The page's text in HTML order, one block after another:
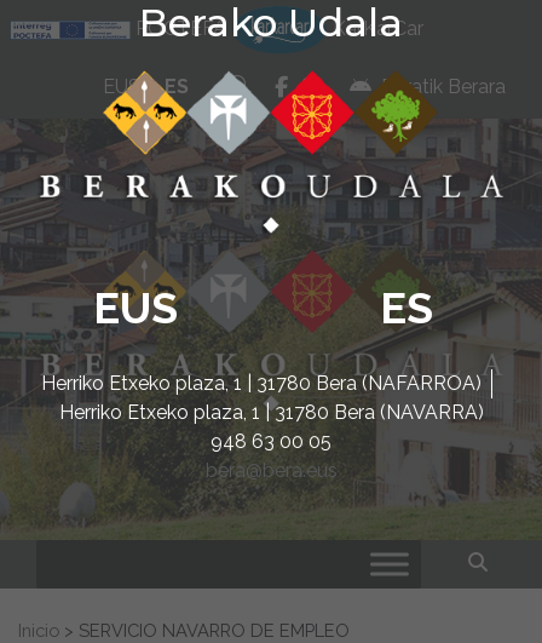
Berako Udala
EUS ES
Herriko Etxeko plaza, 1 | 31780 Bera (NAFARROA)
Herriko Etxeko plaza, 1 | 31780 Bera (NAVARRA)
948 63 00 05
bera@bera.eus
POCTEFA KarKarCar
EUS ES whatsapp
facebook
instagram
Beratik Berara
Buscar:
Inicio > SERVICIO NAVARRO DE EMPLEO